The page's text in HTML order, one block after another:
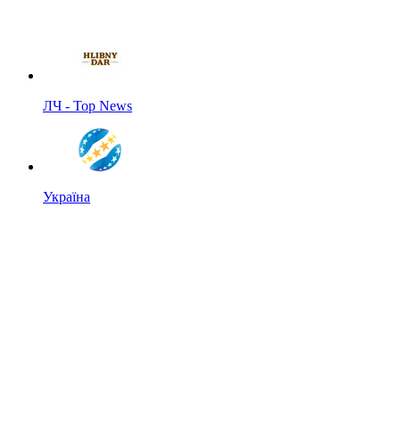
ЛЧ - Top News
Україна